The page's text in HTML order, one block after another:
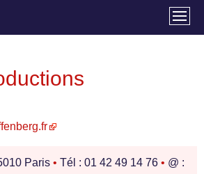
Paris • Tél : 01 42 49 14 76 • @ :